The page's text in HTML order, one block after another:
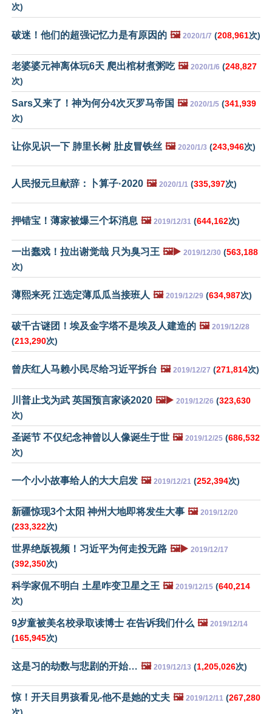
次)
破迷！他们的超强记忆力是有原因的 🖼️ 2020/1/7 (208,961次)
老婆婆元神离体玩6天 爬出棺材煮粥吃 🖼️ 2020/1/6 (248,827
次)
Sars又来了！神为何分4次灭罗马帝国 🖼️ 2020/1/5 (341,939
次)
让你见识一下 肺里长树 肚皮冒铁丝 🖼️ 2020/1/3 (243,946次)
人民报元旦献辞：卜算子·2020 🖼️ 2020/1/1 (335,397次)
押错宝！薄家被爆三个坏消息 🖼️ 2019/12/31 (644,162次)
一出蠢戏！拉出谢觉哉 只为臭习王 🖼️▶️ 2019/12/30 (563,188
次)
薄熙来死 江选定薄瓜瓜当接班人 🖼️ 2019/12/29 (634,987次)
破千古谜团！埃及金字塔不是埃及人建造的 🖼️ 2019/12/28
(213,290次)
曾庆红人马赖小民尽给习近平拆台 🖼️ 2019/12/27 (271,814次)
川普止戈为武 英国预言家谈2020 🖼️▶️ 2019/12/26 (323,630
次)
圣诞节 不仅纪念神曾以人像诞生于世 🖼️ 2019/12/25 (686,532
次)
一个小小故事给人的大大启发 🖼️ 2019/12/21 (252,394次)
新疆惊现3个太阳 神州大地即将发生大事 🖼️ 2019/12/20
(233,322次)
世界绝版视频！习近平为何走投无路 🖼️▶️ 2019/12/17
(392,350次)
科学家侃不明白 土星咋变卫星之王 🖼️ 2019/12/15 (640,214
次)
9岁童被美名校录取读博士 在告诉我们什么 🖼️ 2019/12/14
(165,945次)
这是习的劫数与悲剧的开始… 🖼️ 2019/12/13 (1,205,026次)
惊！开天目男孩看见-他不是她的丈夫 🖼️ 2019/12/11 (267,280